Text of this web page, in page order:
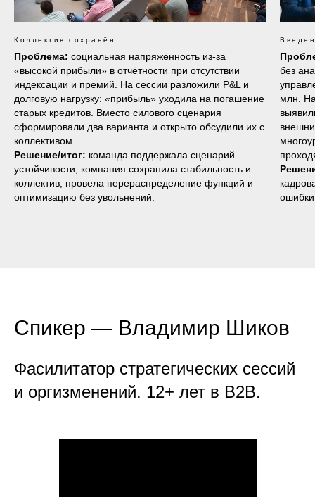
Коллектив сохранён
Проблема: социальная напряжённость из‑за
«высокой прибыли» в отчётности при отсутствии
индексации и премий. На сессии разложили P&L и
долговую нагрузку: «прибыль» уходила на погашение
старых кредитов. Вместо силового сценария
сформировали два варианта и открыто обсудили их с
коллективом.
Решение/итог: команда поддержала сценарий
устойчивости; компания сохранила стабильность и
коллектив, провела перераспределение функций и
оптимизацию без увольнений.
без
млн.
Спикер — Владимир Шиков
Фасилитатор стратегических сессий
и оргизменений. 12+ лет в B2B.